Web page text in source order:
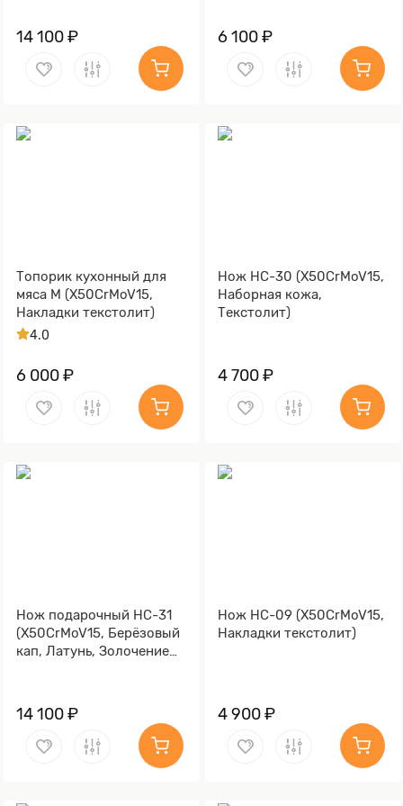
14 100 ₽ 6 100 ₽
Топорик кухонный для
мяса М (X50CrMoV15,
Накладки текстолит)
4.0
6 000 ₽
Нож НС-30 (X50CrMoV15,
Наборная кожа,
Текстолит)
4 700 ₽
Нож подарочный НС-31
(X50CrMoV15, Берёзовый
кап, Латунь, Золочение
14 100 ₽
Нож НС-09 (X50CrMoV15,
Накладки текстолит)
4 900 ₽